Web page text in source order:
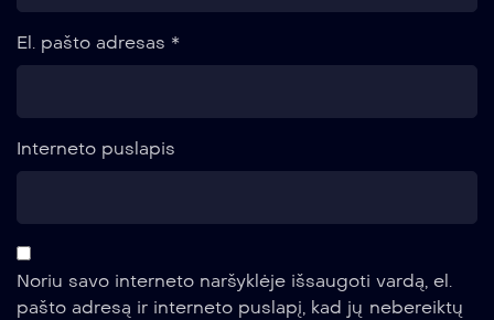
El. pašto adresas *
Interneto puslapis
Noriu savo interneto naršyklėje išsaugoti vardą, el.
pašto adresą ir interneto puslapį, kad jų nebereiktų